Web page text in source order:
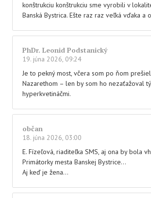
konštrukciu konštrukciu sme vyrobili v
Banská Bystrica. Ešte raz raz veľká vďaka a
PhDr. Leonid Podstanický
19. júna 2026, 09:24
Je to pekný most, včera som po ňom
Nazarethom – len by som ho nezaťažoval
hyperkvetináčmi.
občan
18. júna 2026, 03:00
E. Fízeľová, riaditeľka SMS, aj ona by bola
Primátorky mesta Banskej Bystrice…
Aj keď je žena…